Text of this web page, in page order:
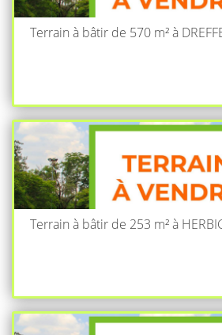
Terrain à bâtir de 570 m² à
Terrain à bâtir de 253 m² à